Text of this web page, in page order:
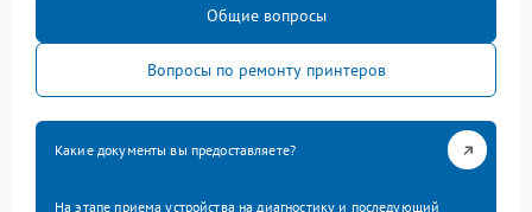
Общие вопросы
Вопросы по ремонту принтеров
Какие документы вы предоставляете?
На этапе приема устройства на диагностику и последующий